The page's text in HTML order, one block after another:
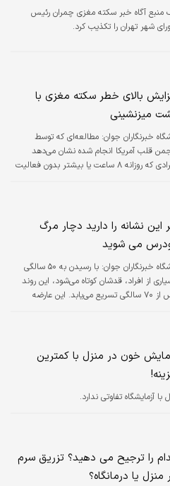
منبع آگاه خبر سکته مغزی چمران رئیس
شهر تهران را تکذیب کرد.
بالای خطر سکته مغزی با
میزنشینی
خبرنگاران جوان: مطالعه‌ای که توسط
قلب آمریکا انجام شده نشان می‌دهد
افرادی که روزانه ۸ ساعت یا بیشتر بدون فعالیت
این نشانه را دارید دچار مرگ
می شوید
خبرنگاران جوان:
با رسیدن به ۵۰ سالگی
از افراد، قدشان کوتاه می‌شود، این روند
پس از ۷۰ سالگی تسریع می‌یابد. این عارضه
خون در منزل با کمترین
آزمایشگاه تفاوتی ندارد.
را ترجیح می دهید؟ تزریق سرم
منزل یا درمانگاه؟